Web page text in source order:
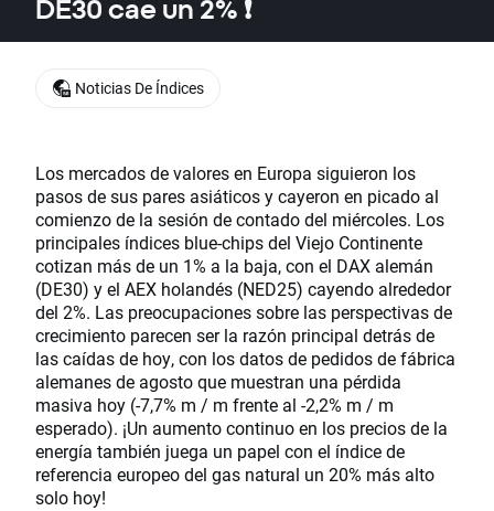
DE30 cae un 2% ❗
Los mercados de valores en Europa siguieron los
pasos de sus pares asiáticos y cayeron en picado al
comienzo de la sesión de contado del miércoles. Los
principales índices blue-chips del Viejo Continente
cotizan más de un 1% a la baja, con el DAX alemán
(DE30) y el AEX holandés (NED25) cayendo alrededor
del 2%. Las preocupaciones sobre las perspectivas de
crecimiento parecen ser la razón principal detrás de
las caídas de hoy, con los datos de pedidos de fábrica
alemanes de agosto que muestran una pérdida
masiva hoy (-7,7% m / m frente al -2,2% m / m
esperado). ¡Un aumento continuo en los precios de la
energía también juega un papel con el índice de
referencia europeo del gas natural un 20% más alto
solo hoy!
Noticias De Índices